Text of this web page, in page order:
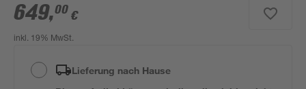
649,00 €
inkl. 19% MwSt.
Lieferung nach Hause